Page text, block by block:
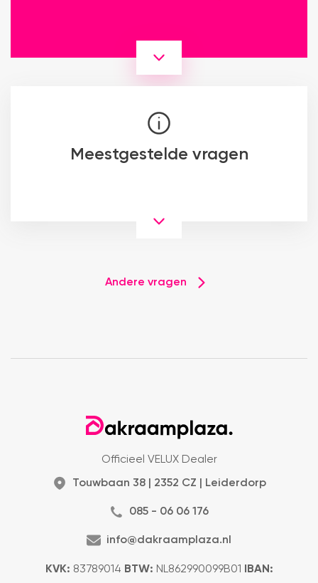
Meestgestelde vragen
Andere vragen
Officieel VELUX Dealer
Touwbaan 38 | 2352 CZ | Leiderdorp
085 - 06 06 176
info@dakraamplaza.nl
KVK: 83789014 BTW: NL862990099B01 IBAN: